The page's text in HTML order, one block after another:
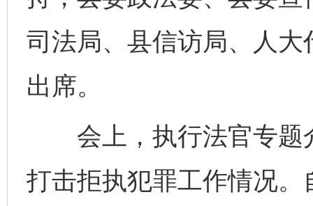
司法局、县信访局、人
出席。
会上，执行法官专题
打击拒执犯罪工作情况